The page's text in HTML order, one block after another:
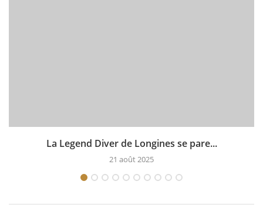
La Legend Diver de Longines se pare...
21 août 2025